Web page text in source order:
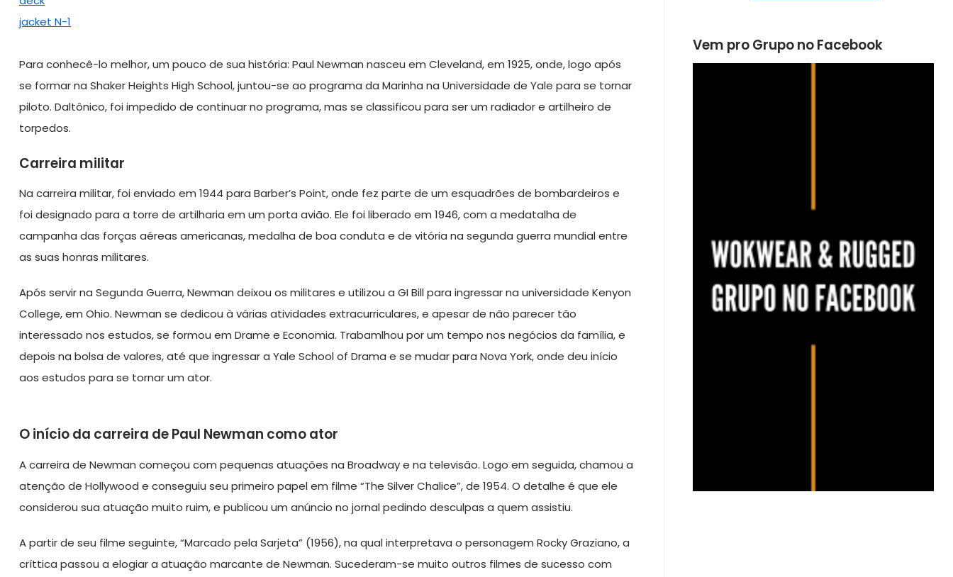
Para conhecê-lo melhor, um pouco de sua história: Paul Newman nasceu em Cleveland, em 1925, onde, logo após
se formar na Shaker Heights High School, juntou-se ao programa da Marinha na Universidade de Yale para se tornar
piloto. Daltônico, foi impedido de continuar no programa, mas se classificou para ser um radiador e artilheiro de
torpedos.
Carreira militar
Na carreira militar, foi enviado em 1944 para Barber’s Point, onde fez parte de um esquadrões de bombardeiros e
foi designado para a torre de artilharia em um porta avião. Ele foi liberado em 1946, com a medatalha de
campanha das forças aéreas americanas, medalha de boa conduta e de vitória na segunda guerra mundial entre
as suas honras militares.
Após servir na Segunda Guerra, Newman deixou os militares e utilizou a GI Bill para ingressar na universidade Kenyon
College, em Ohio. Newman se dedicou à várias atividades extracurriculares, e apesar de não parecer tão
interessado nos estudos, se formou em Drame e Economia. Trabamlhou por um tempo nos negócios da família, e
depois na bolsa de valores, até que ingressar a Yale School of Drama e se mudar para Nova York, onde deu início
aos estudos para se tornar um ator.
O início da carreira de Paul Newman como ator
A carreira de Newman começou com pequenas atuações na Broadway e na televisão. Logo em seguida, chamou a
atenção de Hollywood e conseguiu seu primeiro papel em filme “The Silver Chalice”, de 1954. O detalhe é que ele
considerou sua atuação muito ruim, e publicou um anúncio no jornal pedindo desculpas a quem assistiu.
A partir de seu filme seguinte, “Marcado pela Sarjeta” (1956), na qual interpretava o personagem Rocky Graziano, a
críttica passou a elogiar a atuação marcante de Newman. Sucederam-se muito outros filmes de sucesso com
Vem pro Grupo no Facebook